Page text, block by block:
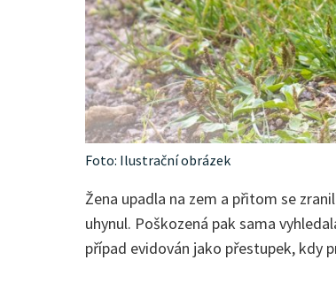
Foto: Ilustrační obrázek
Žena upadla na zem a přitom se
uhynul. Poškozená pak sama
případ evidován jako přestupek, kdy